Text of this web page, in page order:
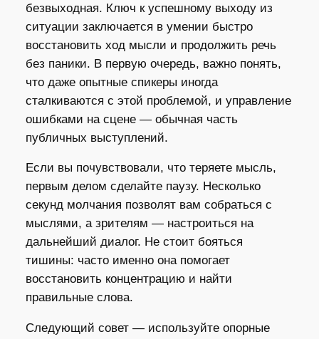
безвыходная. Ключ к успешному выходу из
ситуации заключается в умении быстро
восстановить ход мысли и продолжить речь
без паники. В первую очередь, важно понять,
что даже опытные спикеры иногда
сталкиваются с этой проблемой, и управление
ошибками на сцене — обычная часть
публичных выступлений.
Если вы почувствовали, что теряете мысль,
первым делом сделайте паузу. Несколько
секунд молчания позволят вам собраться с
мыслями, а зрителям — настроиться на
дальнейший диалог. Не стоит бояться
тишины: часто именно она помогает
восстановить концентрацию и найти
правильные слова.
Следующий совет — используйте опорные